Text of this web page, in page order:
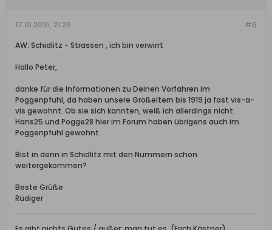
#6
17.10.2016, 21:26
AW: Schidlitz - Strassen , ich bin verwirrt
Hallo Peter,
danke für die Informationen zu Deinen Vorfahren im
Poggenpfuhl, da haben unsere Großeltern bis 1919 ja fast vis-a-
vis gewohnt. Ob sie sich kannten, weiß ich allerdings nicht.
Hans25 und Pogge28 hier im Forum haben übrigens auch im
Poggenpfuhl gewohnt.
Bist in denn in Schidlitz mit den Nummern schon
weitergekommen?
Beste Grüße
Rüdiger